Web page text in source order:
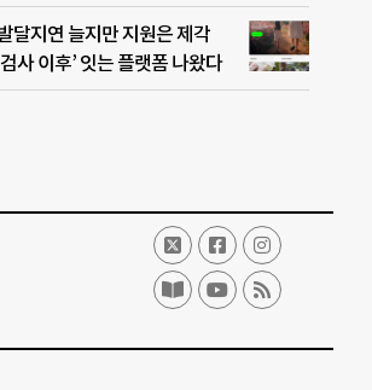
달지연 늘지만 지원은 제각
사 이후’ 잇는 플랫폼 나왔다